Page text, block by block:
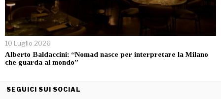
10 Luglio 2026
Alberto Baldaccini: “Nomad nasce per interpretare la Milano
che guarda al mondo”
SEGUICI SUI SOCIAL